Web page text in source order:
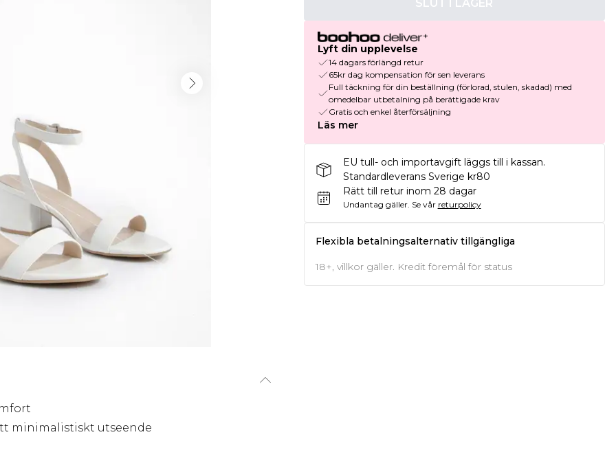
minimalistiskt utseende
SLUT I LAGER
Lyft din upplevelse
14 dagars förlängd retur
65kr dag kompensation för sen leverans
Full täckning för din beställning (förlorad, stulen, skadad) med
omedelbar utbetalning på berättigade krav
Gratis och enkel återförsäljning
Läs mer
EU tull- och importavgift läggs till i kassan.
Standardleverans Sverige kr80
Rätt till retur inom 28 dagar
Undantag gäller. Se vår returpolicy
Flexibla betalningsalternativ tillgängliga
18+, villkor gäller. Kredit föremål för status